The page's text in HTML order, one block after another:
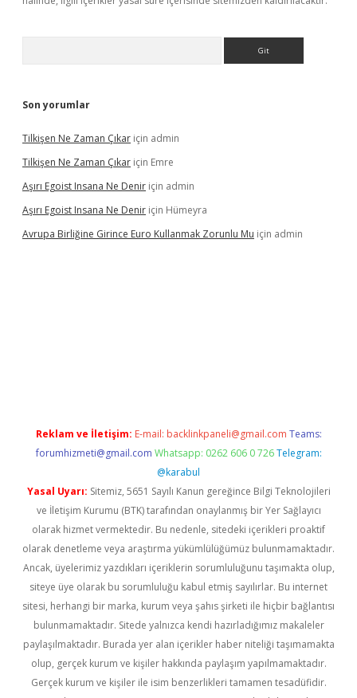
Son yorumlar
Tilkişen Ne Zaman Çıkar için admin
Tilkişen Ne Zaman Çıkar için Emre
Aşırı Egoist Insana Ne Denir için admin
Aşırı Egoist Insana Ne Denir için Hümeyra
Avrupa Birliğine Girince Euro Kullanmak Zorunlu Mu için admin
Reklam ve İletişim: E-mail: backlinkpaneli@gmail.com Teams:
forumhizmeti@gmail.com Whatsapp: 0262 606 0 726 Telegram:
@karabul
Yasal Uyarı: Sitemiz, 5651 Sayılı Kanun gereğince Bilgi Teknolojileri
ve İletişim Kurumu (BTK) tarafından onaylanmış bir Yer Sağlayıcı
olarak hizmet vermektedir. Bu nedenle, sitedeki içerikleri proaktif
olarak denetleme veya araştırma yükümlülüğümüz bulunmamaktadır.
Ancak, üyelerimiz yazdıkları içeriklerin sorumluluğunu taşımakta olup,
siteye üye olarak bu sorumluluğu kabul etmiş sayılırlar. Bu internet
sitesi, herhangi bir marka, kurum veya şahıs şirketi ile hiçbir bağlantısı
bulunmamaktadır. Sitede yalnızca kendi hazırladığımız makaleler
paylaşılmaktadır. Burada yer alan içerikler haber niteliği taşımamakta
olup, gerçek kurum ve kişiler hakkında paylaşım yapılmamaktadır.
Gerçek kurum ve kişiler ile isim benzerlikleri tamamen tesadüfidir.